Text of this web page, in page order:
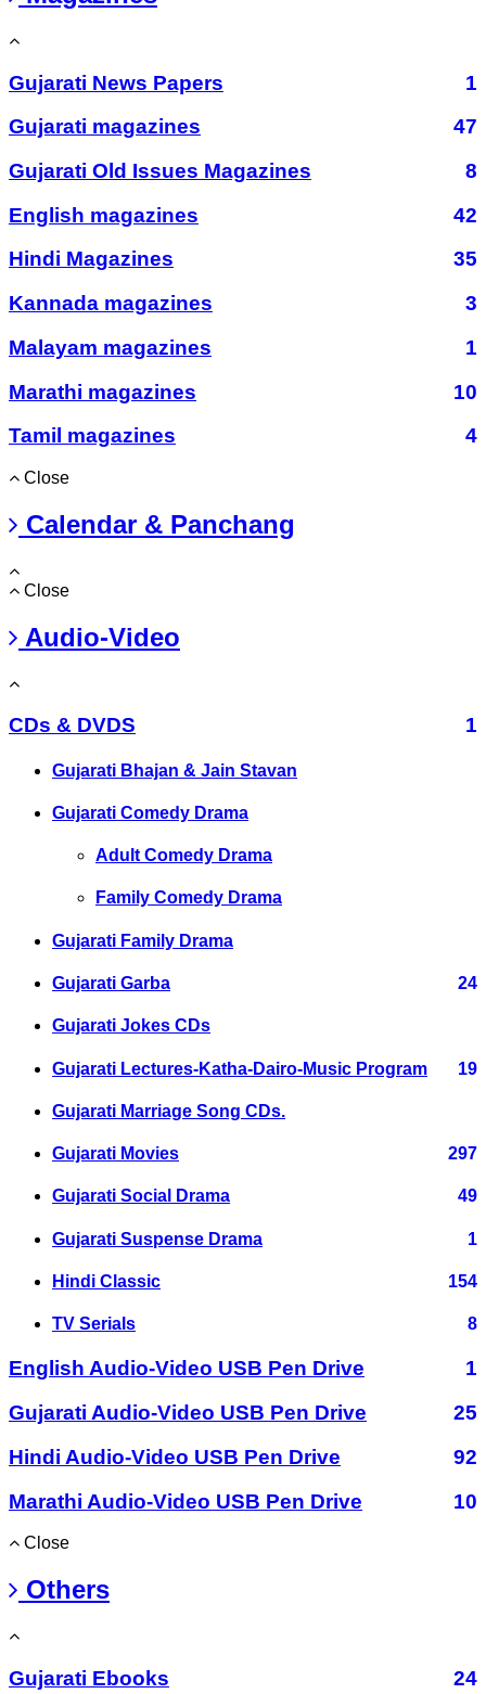
Gujarati News Papers
1
Gujarati magazines
47
Gujarati Old Issues Magazines
8
English magazines
42
Hindi Magazines
35
Kannada magazines
3
Malayam magazines
1
Marathi magazines
10
Tamil magazines
4
Close
Calendar & Panchang
Close
Audio-Video
CDs & DVDS 1
Gujarati Bhajan & Jain Stavan
Gujarati Comedy Drama
Adult Comedy Drama
Family Comedy Drama
Gujarati Family Drama
Gujarati Garba 24
Gujarati Jokes CDs
Gujarati Lectures-Katha-Dairo-Music Program 19
Gujarati Marriage Song CDs.
Gujarati Movies 297
Gujarati Social Drama 49
Gujarati Suspense Drama 1
Hindi Classic 154
TV Serials 8
English Audio-Video USB Pen Drive
1
Gujarati Audio-Video USB Pen Drive
25
Hindi Audio-Video USB Pen Drive
92
Marathi Audio-Video USB Pen Drive
10
Close
Others
Gujarati Ebooks
24